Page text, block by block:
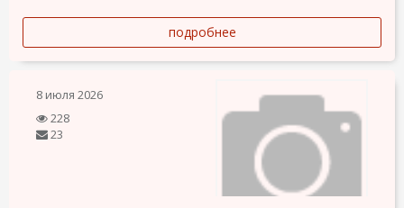
подробнее
8 июля 2026
228
23